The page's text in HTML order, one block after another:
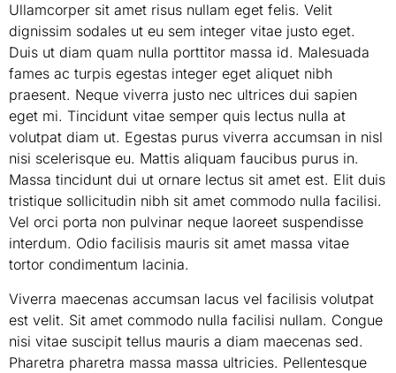
Ullamcorper sit amet risus nullam eget felis. Velit
dignissim sodales ut eu sem integer vitae justo eget.
Duis ut diam quam nulla porttitor massa id. Malesuada
fames ac turpis egestas integer eget aliquet nibh
praesent. Neque viverra justo nec ultrices dui sapien
eget mi. Tincidunt vitae semper quis lectus nulla at
volutpat diam ut. Egestas purus viverra accumsan in nisl
nisi scelerisque eu. Mattis aliquam faucibus purus in.
Massa tincidunt dui ut ornare lectus sit amet est. Elit duis
tristique sollicitudin nibh sit amet commodo nulla facilisi.
Vel orci porta non pulvinar neque laoreet suspendisse
interdum. Odio facilisis mauris sit amet massa vitae
tortor condimentum lacinia.
Viverra maecenas accumsan lacus vel facilisis volutpat
est velit. Sit amet commodo nulla facilisi nullam. Congue
nisi vitae suscipit tellus mauris a diam maecenas sed.
Pharetra pharetra massa massa ultricies. Pellentesque